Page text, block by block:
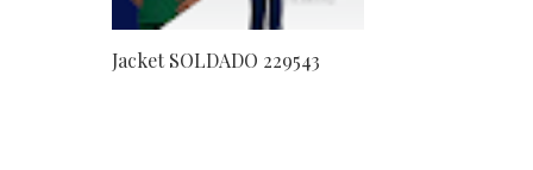
Jacket SOLDADO 229543